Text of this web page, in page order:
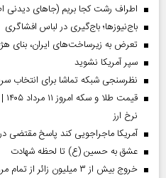
اطراف رشت کجا بریم (جاهای دیدنی
باج‌نیوزها؛ باج‌گیری در لباس افشاگری
تعرض به زیرساخت‌های ایران، بنای
سپر آمریکا نشوید
نظرسنجی شبکه تماشا برای انتخاب
نرخ ارز
آمریکا ماجراجویی کند پاسخ مقتضی
عشق به حسین (ع) تا لحظه شهادت
خروج بیش از ۳ میلیون زائر از تمام مرز‌های کشور